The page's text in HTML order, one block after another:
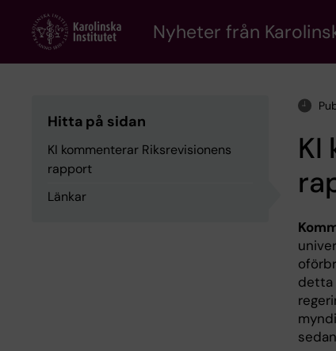
content
Nyheter från
Hitta på sidan
KI kommenterar Riksrevisionens
rapport
Länkar
KI
detta